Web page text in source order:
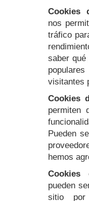
Cookies
nos
tráfico
saber
visitantes
Cookies
permiten
Pueden
hemos
Cookies
pueden
sitio por